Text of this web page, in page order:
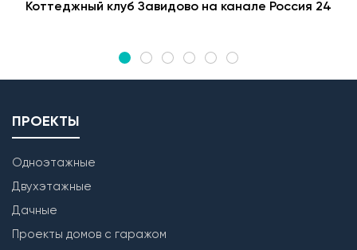
Коттеджный клуб Завидово на канале Россия 24
ПРОЕКТЫ
Одноэтажные
Двухэтажные
Дачные
Проекты домов с гаражом